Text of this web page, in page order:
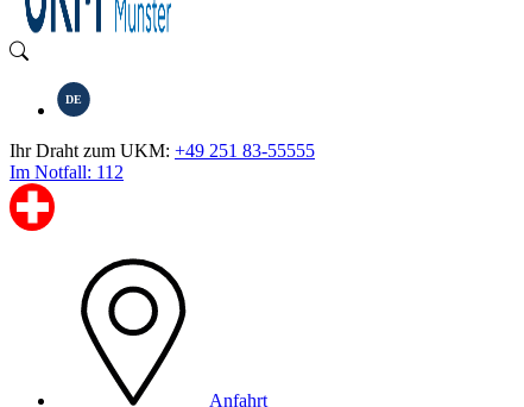
DE
Ihr Draht zum UKM: +49 251 83-55555
Im Notfall: 112
Anfahrt